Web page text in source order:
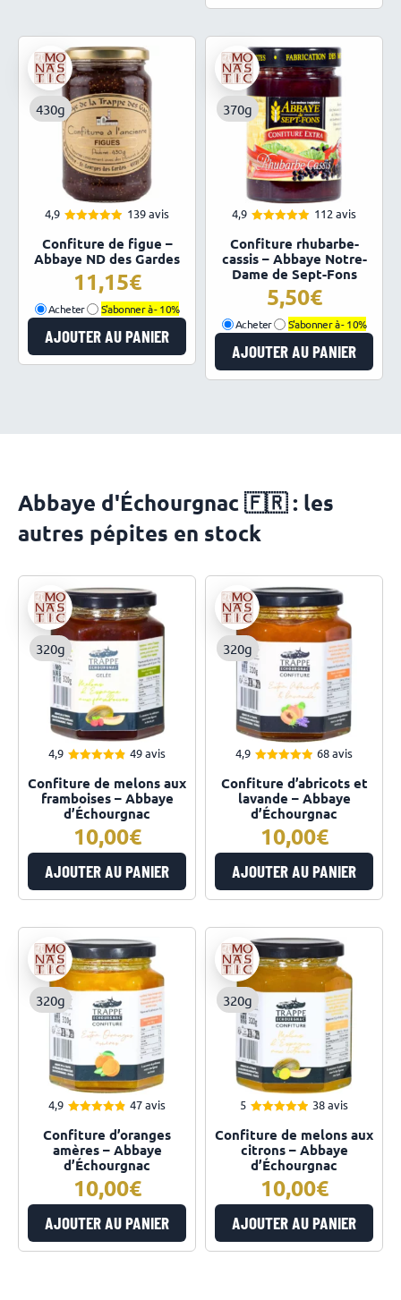
430g
4,9
sur 5
139 avis
Confiture de figue –
Abbaye ND des Gardes
11,15
Acheter S'abonner à -10%
AJOUTER AU PANIER
370g
4,9
sur 5
112 avis
Confiture rhubarbe-
cassis – Abbaye Notre-
Dame de Sept-Fons
5,50
Acheter S'abonner à -10%
AJOUTER AU PANIER
Abbaye d'Échourgnac 🇫🇷 : les
autres pépites en stock
320g
4,9
sur 5
49 avis
Confiture de melons aux
framboises – Abbaye
d’Échourgnac
10,00
AJOUTER AU PANIER
320g
4,9
sur 5
68 avis
Confiture d’abricots et
lavande – Abbaye
d’Échourgnac
10,00
AJOUTER AU PANIER
320g
4,9
sur 5
47 avis
Confiture d’oranges
amères – Abbaye
d’Échourgnac
10,00
AJOUTER AU PANIER
320g
5
sur 5
38 avis
Confiture de melons aux
citrons – Abbaye
d’Échourgnac
10,00
AJOUTER AU PANIER